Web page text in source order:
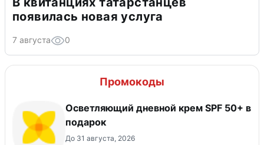
появилась новая услуга
7 августа 0
Промокоды
Осветляющий дневной крем SPF 50+ в
подарок
До 31 августа, 2026